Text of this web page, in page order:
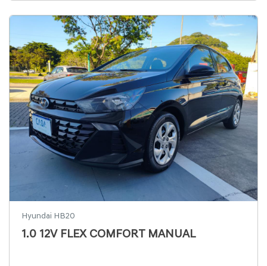
Hyundai HB20
1.0 12V FLEX COMFORT MANUAL